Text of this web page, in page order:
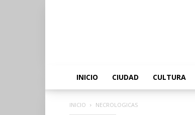
INICIO CIUDAD CULTURA
INICIO NECROLOGICAS